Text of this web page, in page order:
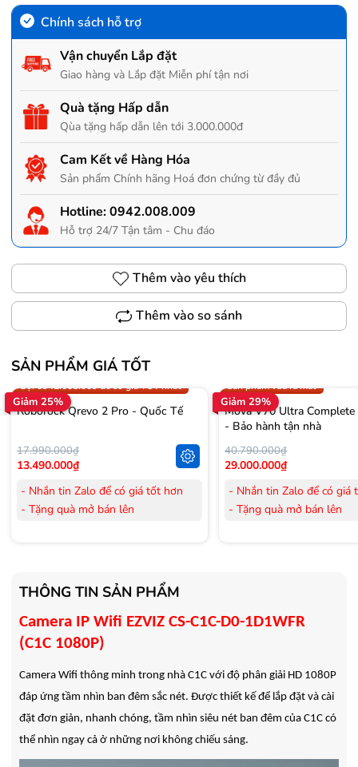
Chính sách hỗ trợ
Vận chuyển Lắp đặt
Giao hàng và Lắp đặt Miễn phí tận nơi
Quà tặng Hấp dẫn
Qùa tặng hấp dẫn lên tới 3.000.000đ
Cam Kết về Hàng Hóa
Sản phẩm Chính hãng Hoá đơn chứng từ đầy đủ
Hotline:0942.008.009
Hỗ trợ 24/7 Tận tâm - Chu đáo
Thêm vào yêu thích
Thêm vào so sánh
SẢN PHẨM GIÁ TỐT
Giảm 25%
Trợ giá 300.000đ
Gọi 0942.008.009 để có giá TỐT nhất
Roborock Qrevo 2 Pro - Quốc Tế
17.990.000₫
13.490.000₫
- Nhắn tin Zalo để có giá tốt hơn
- Tặng quà mở bán lên
- Tặng Voucher trị giá 150.000đ
mua Máy lọc Không khí
- Cam kết hàng mới 100%.
- Lắp đặt, HDSD tại nhà nội thành
- Vận chuyển Toàn Quốc.
- Bảo hành 24 tháng chính hãng
Giảm 29%
Sản phẩm vừa ra mắt
Mova V70 Ultra
- Bảo hành tận nhà
40.790.000₫
29.000.000₫
- Nhắn tin Zalo để có giá
- Tặng quà mở bán lên
- Cam kết hàng mới
- Vận chuyển Toàn Quốc.
- Bảo hành 36 tháng
THÔNG TIN SẢN PHẨM
Camera IP Wifi EZVIZ CS-C1C-D0-1D1WFR
(C1C 1080P)
Camera Wifi thông minh trong nhà C1C với độ phân giải HD 1080P
đáp ứng tầm nhìn ban đêm sắc nét. Được thiết kế để lắp đặt và cài
đặt đơn giản, nhanh chóng, tầm nhìn siêu nét ban đêm của C1C có
thể nhìn ngay cả ở những nơi không chiếu sáng.